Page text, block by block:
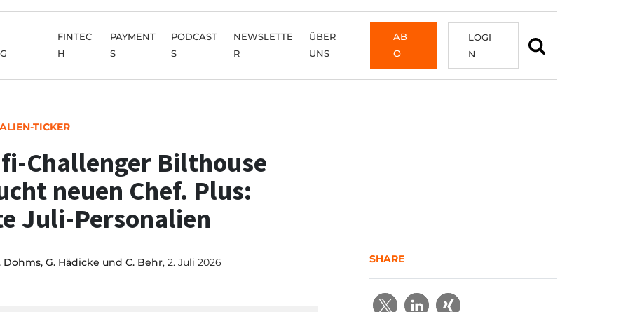
FINTEC
H
PAYMENT
S
PODCAST
S
NEWSLETTE
R
ÜBER
UNS
AB
O
LOGI
N
TICKER
Challenger Bilthouse
neuen Chef. Plus:
Juli-Personalien
Dohms, G. Hädicke und C. Behr, 2. Juli 2026 SHARE